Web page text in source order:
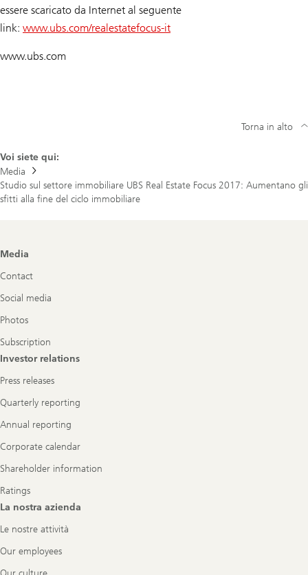
essere scaricato da Internet al seguente
link: www.ubs.com/realestatefocus-it
www.ubs.com
Voi siete qui:
Media
Studio sul settore immobiliare UBS Real Estate Focus 2017: Aumentano gli
sfitti alla fine del ciclo immobiliare
Torna in alto
Footer
Media
Contact
Social media
Photos
Subscription
Investor relations
Press releases
Quarterly reporting
Annual reporting
Corporate calendar
Shareholder information
Ratings
La nostra azienda
Le nostre attività
Our employees